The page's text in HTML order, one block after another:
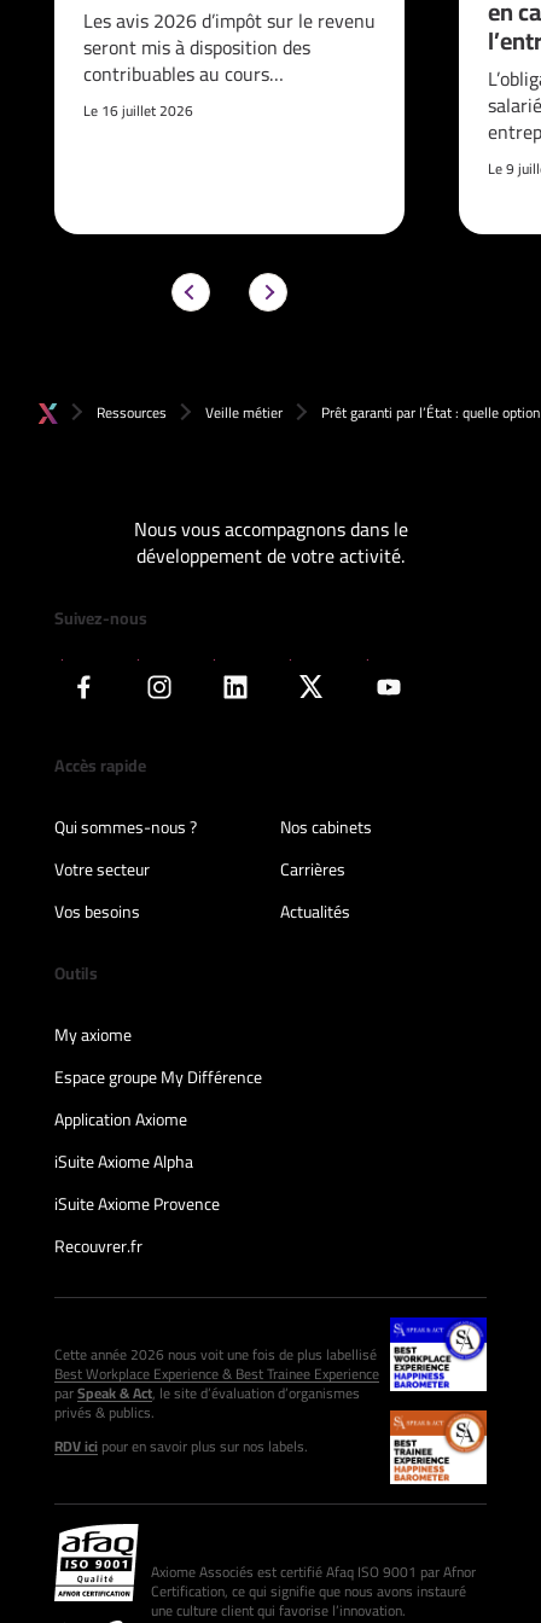
Les avis 2026 d’impôt sur le revenu
seront mis à disposition des
contribuables au cours…
Le 16 juillet 2026
en
Le 9
Ressources Veille métier Prêt garanti par l’État : quelle
Nous vous accompagnons dans le
développement de votre activité.
Suivez-nous
Accès rapide
Qui sommes-nous ?
Nos cabinets
Votre secteur
Carrières
Vos besoins
Actualités
Outils
My axiome
Espace groupe My Différence
Application Axiome
iSuite Axiome Alpha
iSuite Axiome Provence
Recouvrer.fr
Cette année 2026 nous voit une fois de plus labellisé
Best Workplace Experience & Best Trainee Experience
parSpeak & Act, le site d’évaluation d’organismes
privés & publics.
RDV icipour en savoir plus sur nos labels.
Axiome Associés est certifié Afaq ISO 9001 par Afnor
Certification, ce qui signifie que nous avons instauré
une culture client qui favorise l’innovation.